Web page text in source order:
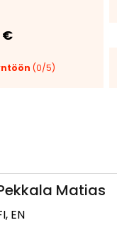
€
(0/5)
Matias
EN